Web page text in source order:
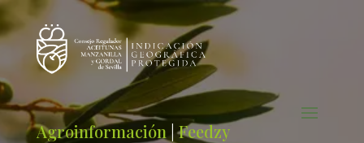
Agroinformación |Feedzy